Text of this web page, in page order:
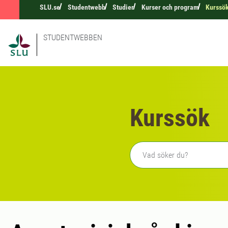
SLU.se Studentwebb Studier Kurser och program
STUDENTWEBBEN
Kurssök
Fritext sökning